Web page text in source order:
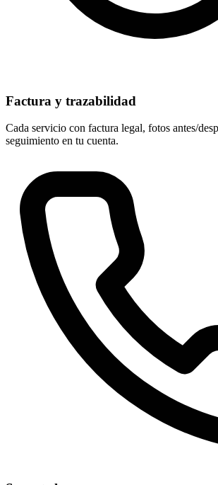
Factura y trazabilidad
Cada servicio con factura legal, fotos antes/
seguimiento en tu cuenta.